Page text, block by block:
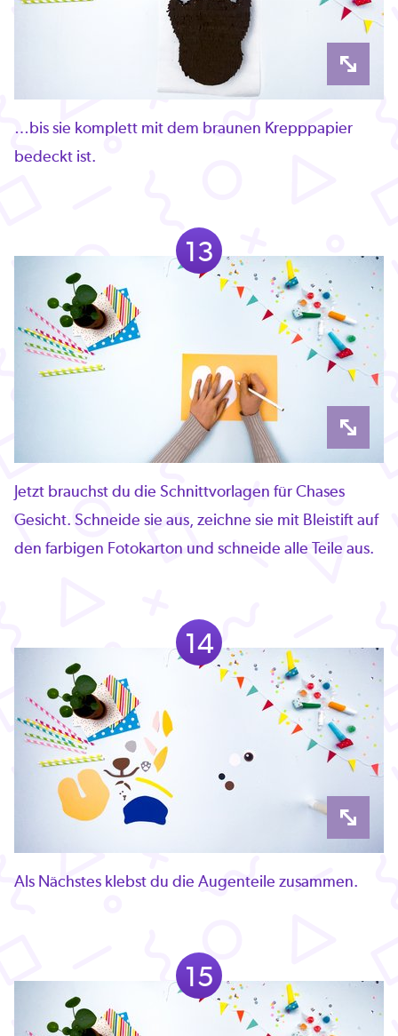
…bis sie komplett mit dem braunen Krepppapier
bedeckt ist.
13
Jetzt brauchst du die Schnittvorlagen für Chases
Gesicht. Schneide sie aus, zeichne sie mit Bleistift auf
den farbigen Fotokarton und schneide alle Teile aus.
14
Als Nächstes klebst du die Augenteile zusammen.
15